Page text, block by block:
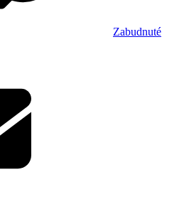
Zabudnuté